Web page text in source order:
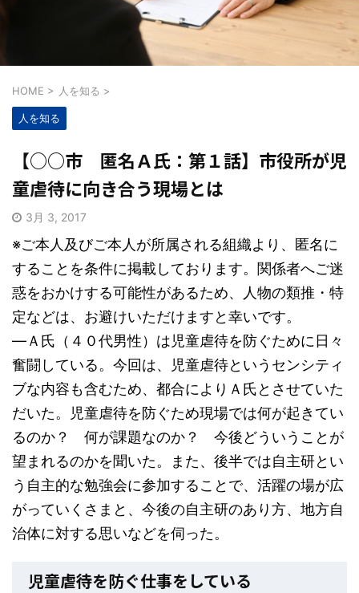
HOME > 人を知る >
人を知る
【○○市 匿名Ａ氏：第１話】市役所が児
童虐待に向き合う現場とは
3月 3, 2017
※ご本人及びご本人が所属される組織より、匿名に
することを条件に掲載しております。関係者へご迷
惑をおかけする可能性があるため、人物の類推・特
定などは、お避けいただけますと幸いです。
―Ａ氏（４０代男性）は児童虐待を防ぐために日々
奮闘している。今回は、児童虐待というセンシティ
ブな内容も含むため、都合によりＡ氏とさせていた
だいた。児童虐待を防ぐため現場では何が起きてい
るのか？ 何が課題なのか？ 今後どういうことが
望まれるのかを聞いた。また、後半では自主研とい
う自主的な勉強会に参加することで、活躍の場が広
がっていくさまと、今後の自主研のあり方、地方自
治体に対する思いなどを伺った。
児童虐待を防ぐ仕事をしている